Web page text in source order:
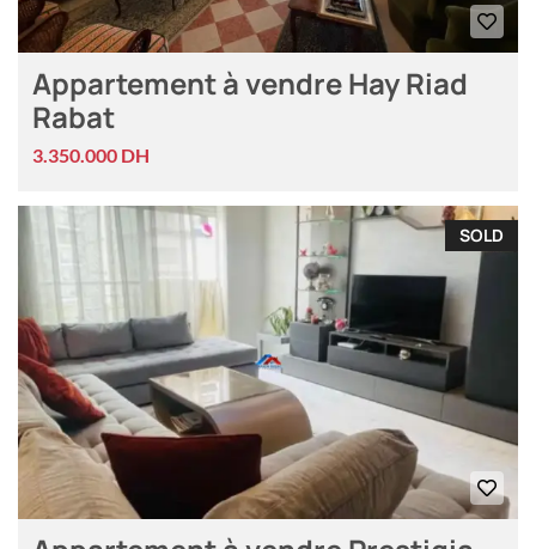
Appartement à vendre Hay Riad
Rabat
3.350.000 DH
SOLD